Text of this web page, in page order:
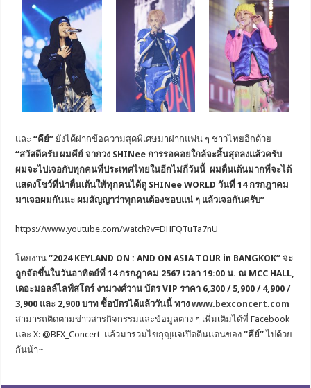
และ“คีย์” ยังได้ฝากข้อความสุดพิเศษมาฝากแฟน ๆ ชาวไทยอีกด้วย
“สวัสดีครับ ผมคีย์ จากวง SHINee การรอคอยใกล้จะสิ้นสุดลงแล้วครับ
ผมจะไปเจอกับทุกคนที่ประเทศไทยในอีกไม่กี่วันนี้ ผมตื่นเต้นมากที่จะได้
แสดงโชว์ที่น่าตื่นเต้นให้ทุกคนได้ดู SHINee WORLD วันที่ 14 กรกฎาคม
มาเจอผมกันนะ ผมสัญญาว่าทุกคนต้องชอบแน่ ๆ แล้วเจอกันครับ”
https://www.youtube.com/watch?v=DHFQTuTa7nU
โดยงาน“2024 KEYLAND ON : AND ON ASIA TOUR in BANGKOK” จะ
ถูกจัดขึ้นในวันอาทิตย์ที่14 กรกฎาคม 2567 เวลา19:00 น. ณ MCC HALL,
เดอะมอลล์ไลฟ์สโตร์ งามวงศ์วาน บัตรVIP ราคา 6,300 / 5,900 / 4,900/
3,900 และ 2,900บาท ซื้อบัตรได้แล้ววันนี้ ทางwww.bexconcert.com
สามารถติดตามข่าวสารกิจกรรมและข้อมูลต่าง ๆ เพิ่มเติมได้ที่ Facebook
และ X: @BEX_Concert แล้วมาร่วมไขกุญแจเปิดดินแดนของ“คีย์”ไปด้วย
กันน้า~